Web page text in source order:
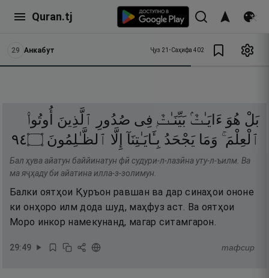
Quran.tj
29 Анкабут Ҷуз 21 •Саҳифа 402
بَلْ هُوَ ءَايَـٰتٌۢ بَيِّنَـٰتٌۭ فِى صُدُورِ ٱلَّذِينَ
أُوتُوا۟
ٱلْعِلْمَ ۚ وَمَا يَجْحَدُ بِـَٔايَـٰتِنَآ إِلَّا ٱلظَّـٰلِمُونَ ۝٤٩
Бал ҳува айатун баййинатун фӣ судури-л-лазӣна уту-л-ъилм. Ва
ма яҷҳаду би айатина илла-з-золимун.
Балки оятҳои Қуръон равшан ва дар синаҳои ононе
ки онҳоро илм дода шуд, маҳфуз аст. Ва оятҳои
Моро инкор намекунанд, магар ситамгарон.
29:49 тафсир